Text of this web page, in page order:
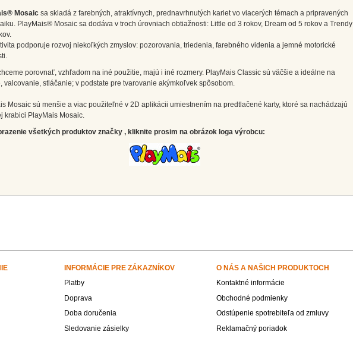
Mosaic sa skladá z farebných, atraktívnych, prednavrhnutých kariet vo viacerých témach a pripravených
PlayMais® Mosaic sa dodáva v troch úrovniach obtiažnosti: Little od 3 rokov, Dream od 5 rokov a Trendy
podporuje rozvoj niekoľkých zmyslov: pozorovania, triedenia, farebného videnia a jemné motorické
porovnať, vzhľadom na iné použitie, majú i iné rozmery. PlayMais Classic sú väčšie a ideálne na
valcovanie, stláčanie; v podstate pre tvarovanie akýmkoľvek spôsobom.
Mosaic sú menšie a viac použiteľné v 2D aplikácii umiestnením na predtlačené karty, ktoré sa nachádzajú
krabici PlayMais Mosaic.
všetkých produktov značky , kliknite prosim na obrázok loga výrobcu:
INFORMÁCIE PRE ZÁKAZNÍKOV O NÁS A NAŠICH PRODUKTOCH
Platby
Kontaktné informácie
Doprava
Obchodné podmienky
Doba doručenia
Odstúpenie spotrebiteľa od zmluvy
Sledovanie zásielky Reklamačný poriadok